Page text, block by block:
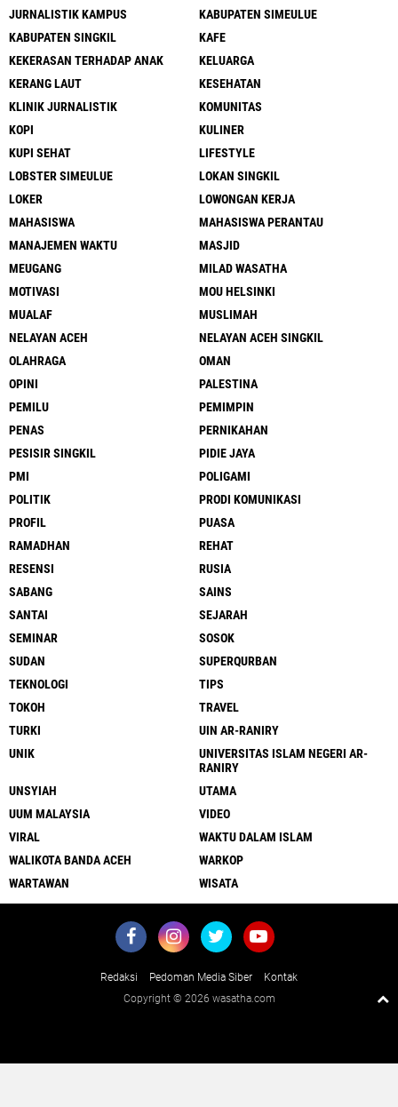
JURNALISTIK KAMPUS
KABUPATEN SIMEULUE
KABUPATEN SINGKIL
KAFE
KEKERASAN TERHADAP ANAK
KELUARGA
KERANG LAUT
KESEHATAN
KLINIK JURNALISTIK
KOMUNITAS
KOPI
KULINER
KUPI SEHAT
LIFESTYLE
LOBSTER SIMEULUE
LOKAN SINGKIL
LOKER
LOWONGAN KERJA
MAHASISWA
MAHASISWA PERANTAU
MANAJEMEN WAKTU
MASJID
MEUGANG
MILAD WASATHA
MOTIVASI
MOU HELSINKI
MUALAF
MUSLIMAH
NELAYAN ACEH
NELAYAN ACEH SINGKIL
OLAHRAGA
OMAN
OPINI
PALESTINA
PEMILU
PEMIMPIN
PENAS
PERNIKAHAN
PESISIR SINGKIL
PIDIE JAYA
PMI
POLIGAMI
POLITIK
PRODI KOMUNIKASI
PROFIL
PUASA
RAMADHAN
REHAT
RESENSI
RUSIA
SABANG
SAINS
SANTAI
SEJARAH
SEMINAR
SOSOK
SUDAN
SUPERQURBAN
TEKNOLOGI
TIPS
TOKOH
TRAVEL
TURKI
UIN AR-RANIRY
UNIK
UNIVERSITAS ISLAM NEGERI AR-
RANIRY
UNSYIAH
UTAMA
UUM MALAYSIA
VIDEO
VIRAL
WAKTU DALAM ISLAM
WALIKOTA BANDA ACEH
WARKOP
WARTAWAN
WISATA
Redaksi Pedoman Media Siber
Kontak
Copyright © 2026 wasatha.com